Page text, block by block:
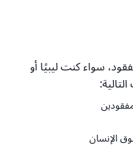
سواء كنت ليبيًا أو
الإنسان